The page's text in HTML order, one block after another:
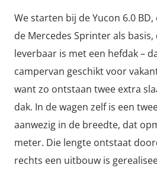
We starten bij de Yucon 6.0
de Mercedes Sprinter als
leverbaar is met een hefdak –
campervan geschikt voor
want zo ontstaan twee extra
dak. In de wagen zelf is een
aanwezig in de breedte, dat
meter. Die lengte ontstaat
rechts een uitbouw is